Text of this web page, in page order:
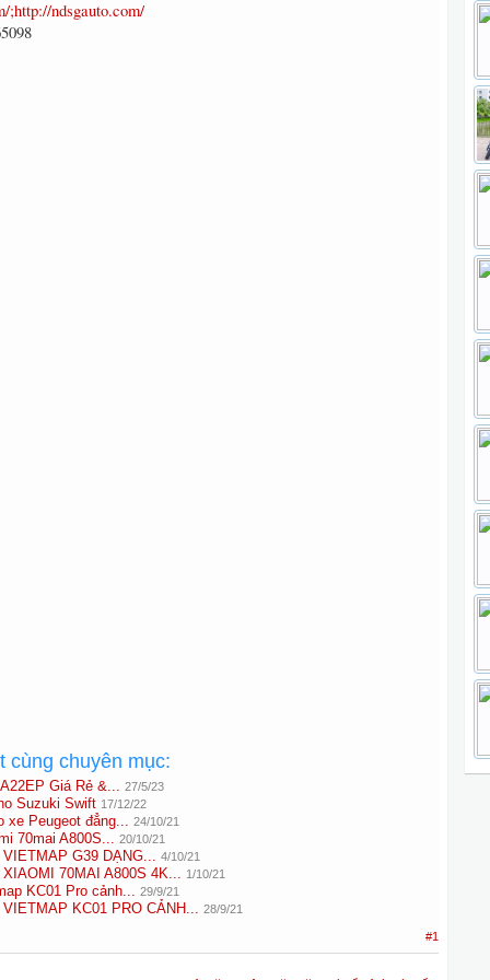
;http://ndsgauto.com/
cùng chuyên mục:
Giá Rẻ &... 27/5/23
Suzuki Swift 17/12/22
Peugeot đẳng... 24/10/21
70mai A800S... 20/10/21
G39 DẠNG... 4/10/21
70MAI A800S 4K... 1/10/21
KC01 Pro cảnh... 29/9/21
KC01 PRO CẢNH... 28/9/21
#1